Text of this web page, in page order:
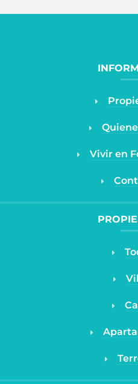
Vivir en